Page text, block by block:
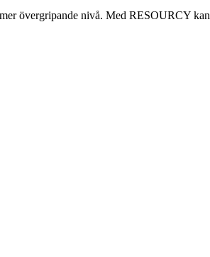
övergripande nivå. Med RESOURCY